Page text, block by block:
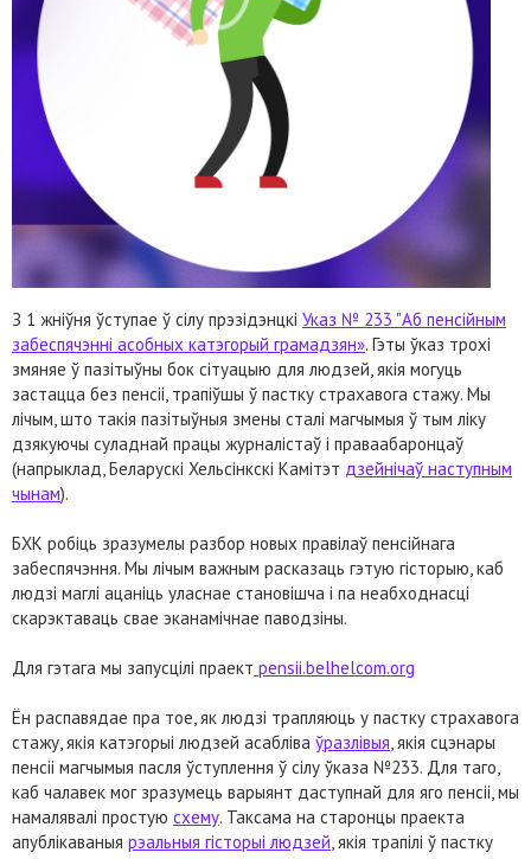
З 1 жніўня ўступае ў сілу прэзідэнцкі Указ № 233 "Аб пенсійным
забеспячэнні асобных катэгорый грамадзян». Гэты ўказ трохі
змяняе ў пазітыўны бок сітуацыю для людзей, якія могуць
застацца без пенсіі, трапіўшы ў пастку страхавога стажу. Мы
лічым, што такія пазітыўныя змены сталі магчымыя ў тым ліку
дзякуючы суладнай працы журналістаў і праваабаронцаў
(напрыклад, Беларускі Хельсінкскі Камітэт дзейнічаў наступным
чынам).
БХК робіць зразумелы разбор новых правілаў пенсійнага
забеспячэння. Мы лічым важным расказаць гэтую гісторыю, каб
людзі маглі ацаніць уласнае становішча і па неабходнасці
скарэктаваць свае эканамічнае паводзіны.
Для гэтага мы запусцілі праект pensii.belhelcom.org
Ён распавядае пра тое, як людзі трапляюць у пастку страхавога
стажу, якія катэгорыі людзей асабліва ўразлівыя, якія сцэнары
пенсіі магчымыя пасля ўступлення ў сілу ўказа №233. Для таго,
каб чалавек мог зразумець варыянт даступнай для яго пенсіі, мы
намалявалі простую схему. Таксама на старонцы праекта
апублікаваныя рэальныя гісторыі людзей, якія трапілі ў пастку